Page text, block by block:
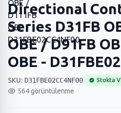
Directional
Series D31FB
OBE / D91FB
OBE -
SKU: D31FBE02CC4NF00 Stokta
564 görüntülenme